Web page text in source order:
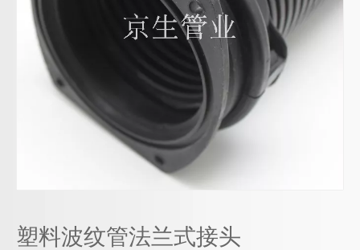
塑料波纹管法兰式接头